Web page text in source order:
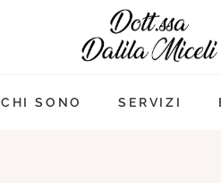
CHI SONO SERVIZI